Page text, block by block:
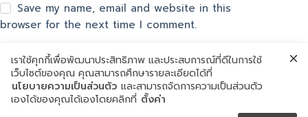
Save my name, email and website in this
browser for the next time I comment.
แสดงความเห็น
เราใช้คุกกี้เพื่อพัฒนาประสิทธิภาพ และประสบการณ์ที่ดีในการใช้
เว็บไซต์ของคุณ คุณสามารถศึกษารายละเอียดได้ที่
นโยบายความเป็นส่วนตัว และสามารถจัดการความเป็นส่วนตัว
เองได้ของคุณได้เองโดยคลิกที่ ตั้งค่า